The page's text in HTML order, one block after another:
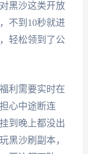
黑沙这类开放
不到10秒就进
轻松领到了公
利需要实时在
心中途断连
到晚上都没出
黑沙刷副本，